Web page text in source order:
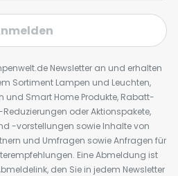
Newsletter an und erhalten
Sortiment Lampen und Leuchten,
und Smart Home Produkte, Rabatt-
oder Aktionspakete,
-vorstellungen sowie Inhalte von
und Umfragen sowie Anfragen für
Eine Abmeldung ist
den Sie in jedem Newsletter